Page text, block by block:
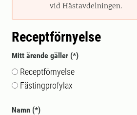
vid Hästavdelningen.
Receptförnyelse
Mitt ärende gäller
Receptförnyelse
Fästingprofylax
Namn